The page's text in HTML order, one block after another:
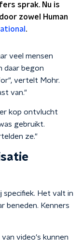
sprak. Nu is
zowel Human
.
veel mensen
daar begon
vertelt Mohr.
van."
kop ontvlucht
gebruikt.
ze."
Het valt in
beneden. Kenners
video's kunnen